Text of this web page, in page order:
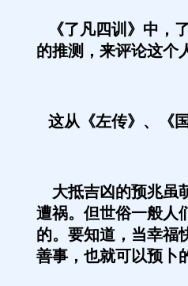
《了凡四训》中，
的推测，来评论这个
这从《左传》、《
大抵吉凶的预兆虽
遭祸。但世俗一般人
的。要知道，当幸福
善事，也就可以预卜